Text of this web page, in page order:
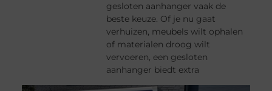
gesloten aanhanger vaak de
beste keuze. Of je nu gaat
verhuizen, meubels wilt ophalen
of materialen droog wilt
vervoeren, een gesloten
aanhanger biedt extra